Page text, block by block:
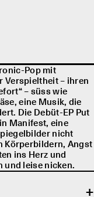
Pop mit
Verspieltheit – ihren
– süss wie
eine Musik, die
Die Debüt-EP Put
Manifest, eine
nicht
Körperbildern, Angst
ins Herz und
und leise nicken.